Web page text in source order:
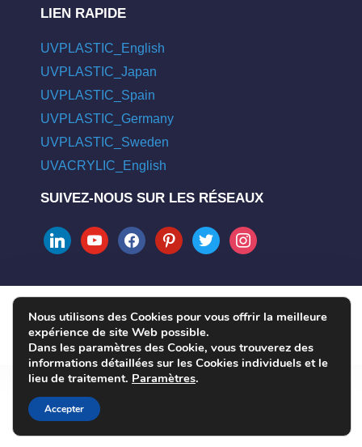
LIEN RAPIDE
UVPLASTIC_English
UVPLASTIC_Japan
UVPLASTIC_Spain
UVPLASTIC_Germany
UVPLASTIC_Sweden
UVACRYLIC_English
SUIVEZ-NOUS SUR LES RÉSEAUX
linkedinyoutubefacebookpinteresttwitter instagram
COPYRIGHT © 2004 - 2026 UVPLASTIC MATERIAL TECHNOLOGY
CO., LTD. ALL RIGHTS RESERVED
Nous utilisons des Cookies pour vous offrir la meilleure
expérience de site Web possible.
Dans les paramètres des Cookie, vous trouverez des
informations détaillées sur les Cookies individuels et le
lieu de traitement. Paramètres.
Accepter